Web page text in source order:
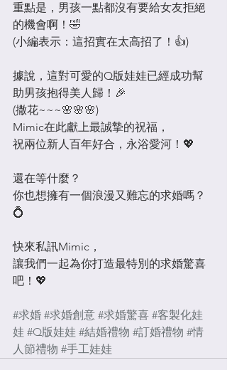
重點是，男孩一點都沒有要給女友拒絕
的機會啊！🤣
(小編表示：這招實在太高招了！👍)
據說，這對可愛的Q版娃娃已經成功幫
助男孩抱得美人歸！🎉
(撒花~~~🌸🌸🌸)
Mimic在此獻上最誠摯的祝福，
祝兩位新人百年好合，永浴愛河！💖
還在等什麼？
你也想擁有一個浪漫又難忘的求婚嗎？
💍
快來私訊Mimic，
讓我們一起為你打造最特別的求婚驚喜
吧！💖
#求婚 #求婚創意 #求婚驚喜 #客製化娃
娃 #Q版娃娃 #結婚禮物 #訂婚禮物 #情
人節禮物 #手工娃娃